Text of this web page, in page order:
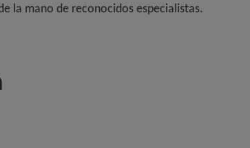
la mano de reconocidos especialistas.